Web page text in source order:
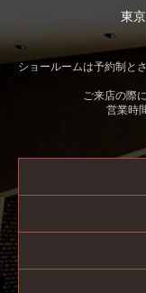
東
ショールームは予約制と
ご来店の際
営業時